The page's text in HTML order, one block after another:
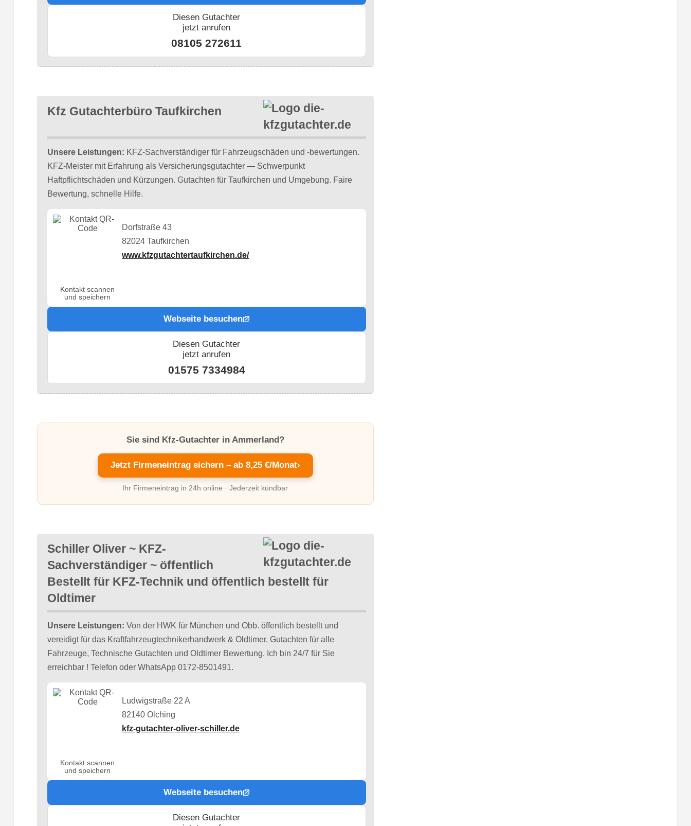
Diesen Gutachter
jetzt anrufen
08105 272611
Kfz Gutachterbüro Taufkirchen
Unsere Leistungen: KFZ-Sachverständiger für Fahrzeugschäden und -bewertungen.
KFZ-Meister mit Erfahrung als Versicherungsgutachter — Schwerpunkt
Haftpflichtschäden und Kürzungen. Gutachten für Taufkirchen und Umgebung. Faire
Bewertung, schnelle Hilfe.
Kontakt scannen
und speichern
Dorfstraße 43
82024 Taufkirchen
www.kfzgutachtertaufkirchen.de/
Webseite besuchen
Diesen Gutachter
jetzt anrufen
01575 7334984
Sie sind Kfz-Gutachter in Ammerland?
Jetzt Firmeneintrag sichern – ab 8,25 €/Monat›
Ihr Firmeneintrag in 24h online · Jederzeit kündbar
Schiller Oliver ~ KFZ-
Sachverständiger ~ öffentlich
Bestellt für KFZ-Technik und öffentlich bestellt für
Oldtimer
Unsere Leistungen: Von der HWK für München und Obb. öffentlich bestellt und
vereidigt für das Kraftfahrzeugtechnikerhandwerk & Oldtimer. Gutachten für alle
Fahrzeuge, Technische Gutachten und Oldtimer Bewertung. Ich bin 24/7 für Sie
erreichbar ! Telefon oder WhatsApp 0172-8501491.
Kontakt scannen
und speichern
Ludwigstraße 22 A
82140 Olching
kfz-gutachter-oliver-schiller.de
Webseite besuchen
Diesen Gutachter